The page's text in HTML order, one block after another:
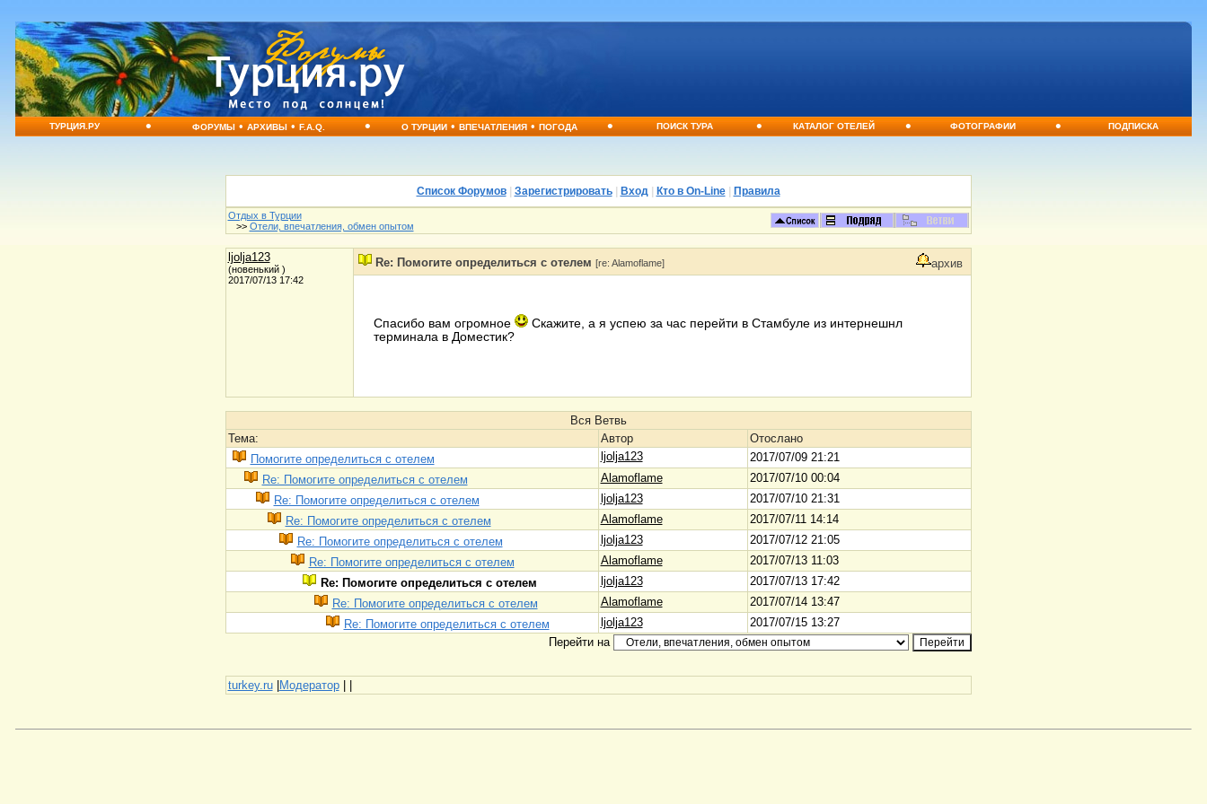
ТУРЦИЯ.РУ • ФОРУМЫ•АРХИВЫ•F.A.Q. • О ТУРЦИИ•ВПЕЧАТЛЕНИЯ•ПОГОДА • ПОИСК ТУРА • КАТАЛОГ ОТЕЛЕЙ • ФОТОГРАФИИ • ПОДПИСКА
Список Форумов| Зарегистрировать| Вход| Кто в On-Line| Правила
Отдых в Турции
>> Отели, впечатления, обмен опытом
ljolja123
(новенький )
2017/07/13 17:42
Re: Помогите определиться с отелем [re: Alamoflame] архив
Спасибо вам огромное
Скажите, а я успею за час перейти в Стамбуле из интернешнл
терминала в Доместик?
Вся Ветвь
Тема:
Автор
Отослано
Помогите определиться с отелем
ljolja123
2017/07/09 21:21
Re: Помогите определиться с отелем
Alamoflame
2017/07/10 00:04
Re: Помогите определиться с отелем
ljolja123
2017/07/10 21:31
Re: Помогите определиться с отелем
Alamoflame
2017/07/11 14:14
Re: Помогите определиться с отелем
ljolja123
2017/07/12 21:05
Re: Помогите определиться с отелем
Alamoflame
2017/07/13 11:03
Re: Помогите определиться с отелем
ljolja123
2017/07/13 17:42
Re: Помогите определиться с отелем
Alamoflame
2017/07/14 13:47
Re: Помогите определиться с отелем
ljolja123
2017/07/15 13:27
Перейти на
turkey.ru|Модератор| |